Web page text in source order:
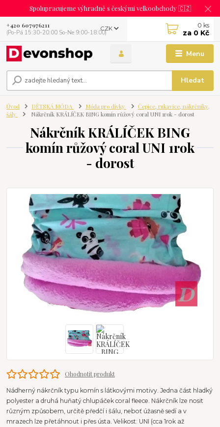
Spolupracujeme výhradně s českými velkoobchody 🇨🇿
Menu
CZK
Hledat
+420 607976211
(Po-Pá 15:30-20:00 So-Ne 9:00-18:00)
0 ks
za 0 Kč
Úvod DĚTSKÁ MÓDA Móda pro dívky
Čepice, rukavice, nákrčníky,
šály
Nákrčník KRÁLÍČEK BING komín růžový coral UNI 1rok - dorost
Nákrčník KRÁLÍČEK BING
komín růžový coral UNI 1rok
- dorost
Ohodnotit produkt
Nádherný nákrčník typu komín s látkovými motivy. Jedna část hladký
polyester a druhá huňatý chlupáček coral fleece. Nákrčník lze nosit
různým způsobem, určitě předčí i šálu, neboť úžasně sedí a v
mrazech lze přetáhnout i přes ústa. Velikost: UNI (cca 1rok až